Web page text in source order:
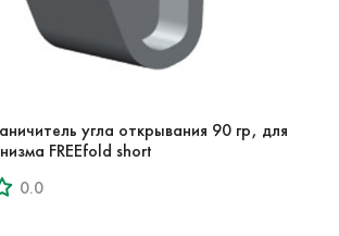
угла открывания 90 гр, для
FREEfold short
0.0